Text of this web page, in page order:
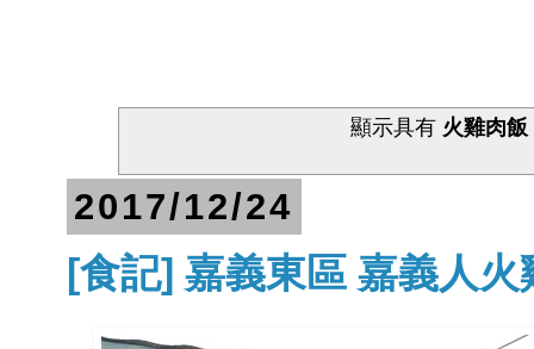
顯示具有 火雞肉飯
2017/12/24
[食記] 嘉義東區 嘉義人火